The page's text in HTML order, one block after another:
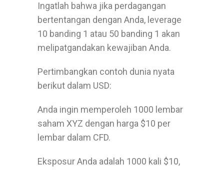
Ingatlah bahwa jika perdagangan
bertentangan dengan Anda, leverage
10 banding 1 atau 50 banding 1 akan
melipatgandakan kewajiban Anda.
Pertimbangkan contoh dunia nyata
berikut dalam USD:
Anda ingin memperoleh 1000 lembar
saham XYZ dengan harga $10 per
lembar dalam CFD.
Eksposur Anda adalah 1000 kali $10,